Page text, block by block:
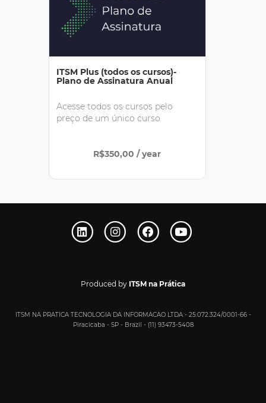
ITSM Plus (todos os cursos)-
Plano de Assinatura Anual
Acesse todos os cursos pelo
preço de um único curso
R$350,00 /year
Produced by ITSM na Prática
ITSM NA PRATICA TECNOLOGIA DA INFORMACAO LTDA - 25.072.324/0001-66 -
Piracicaba - SP - Brazil - (11) 93473-5408